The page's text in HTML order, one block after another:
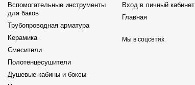
Вспомогательные инструменты
для баков
Трубопроводная арматура
Керамика
Смесители
Полотенцесушители
Душевые кабины и боксы
Вход в личный кабинет
Главная
Мы в соцсетях